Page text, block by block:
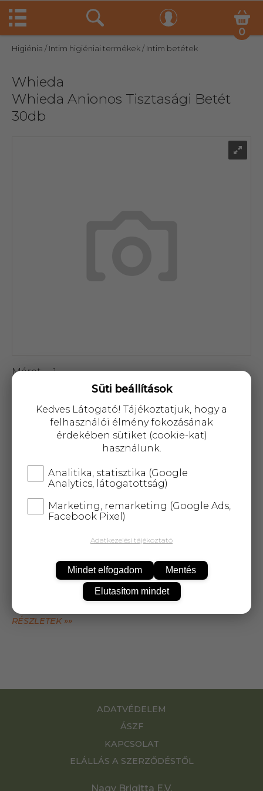
0
Higiénia / Intim higiéniai termékek/ Intim betétek
Whieda
Whieda Anionos Tisztasági Betét
30db
Méret 1
A termék átmenetileg nem
rendelhető!
Fő előnyök
RÉSZLETEK »»
ADATVÉDELEM
ÁSZF
KAPCSOLAT
ELÁLLÁS A SZERZŐDÉSTŐL
Nagy Brigitta E.V.
Süti beállítások
Kedves Látogató! Tájékoztatjuk, hogy a
felhasználói élmény fokozásának
érdekében sütiket (cookie-kat)
használunk.
Analitika, statisztika (Google
Analytics, látogatottság)
Marketing, remarketing (Google Ads,
Facebook Pixel)
Adatkezelési tájékoztató
Mindet elfogadom Mentés
Elutasítom mindet